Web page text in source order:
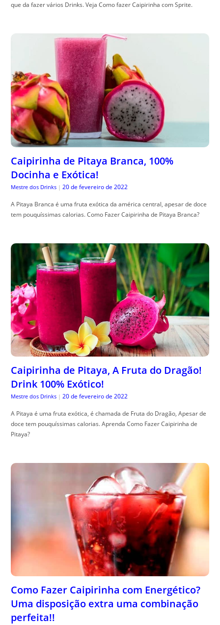
que da fazer vários Drinks. Veja Como fazer Caipirinha com Sprite.
Caipirinha de Pitaya Branca, 100%
Docinha e Exótica!
Mestre dos Drinks | 20 de fevereiro de 2022
A Pitaya Branca é uma fruta exótica da américa central, apesar de doce
tem pouquíssimas calorias. Como Fazer Caipirinha de Pitaya Branca?
Caipirinha de Pitaya, A Fruta do Dragão!
Drink 100% Exótico!
Mestre dos Drinks | 20 de fevereiro de 2022
A Pitaya é uma fruta exótica, é chamada de Fruta do Dragão, Apesar de
doce tem pouquíssimas calorias. Aprenda Como Fazer Caipirinha de
Pitaya?
Como Fazer Caipirinha com Energético?
Uma disposição extra uma combinação
perfeita!!